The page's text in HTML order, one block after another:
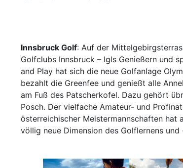
Innsbruck Golf: Auf der
Golfclubs Innsbruck – Igls Genießern und
and Play hat sich die neue Golfanlage
bezahlt die Greenfee und genießt alle
am Fuß des Patscherkofel. Dazu gehört
Posch. Der vielfache Amateur- und
österreichischer Meistermannschaften hat
völlig neue Dimension des Golflernens